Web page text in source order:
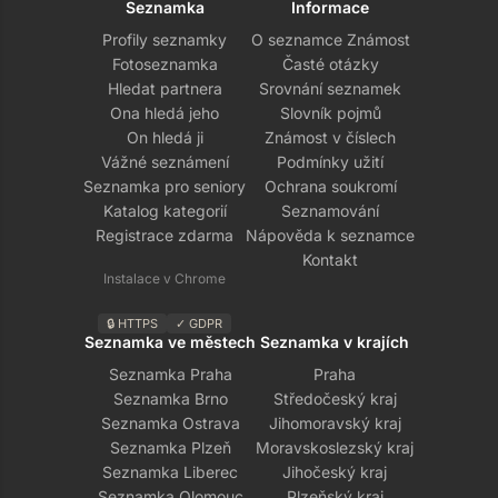
Seznamka
Profily seznamky
Fotoseznamka
Hledat partnera
Ona hledá jeho
On hledá ji
Vážné seznámení
Seznamka pro seniory
Katalog kategorií
Registrace zdarma
Instalace v Chrome
🔒 HTTPS ✓ GDPR
Informace
O seznamce Známost
Časté otázky
Srovnání seznamek
Slovník pojmů
Známost v číslech
Podmínky užití
Ochrana soukromí
Seznamování
Nápověda k seznamce
Kontakt
Seznamka ve městech
Seznamka Praha
Seznamka Brno
Seznamka Ostrava
Seznamka Plzeň
Seznamka Liberec
Seznamka v krajích
Praha
Středočeský kraj
Jihomoravský kraj
Moravskoslezský kraj
Jihočeský kraj